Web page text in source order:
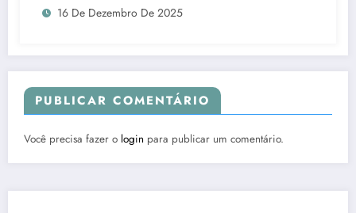
16 De Dezembro De 2025
PUBLICAR COMENTÁRIO
Você precisa fazer o login para publicar um comentário.